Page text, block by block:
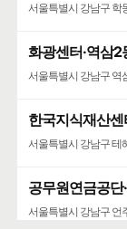
서울특별시 강남구 학
화광센터·역삼2
서울특별시 강남구 역
한국지식재산센
서울특별시 강남구 테
공무원연금공
서울특별시 강남구 언